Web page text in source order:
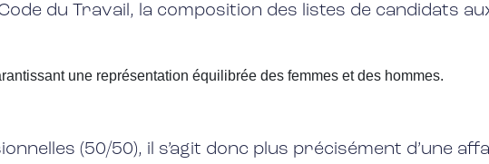
du Travail, la composition des listes de candidats
une représentation équilibrée des femmes et des hommes.
(50/50), il s’agit donc plus précisément d’une